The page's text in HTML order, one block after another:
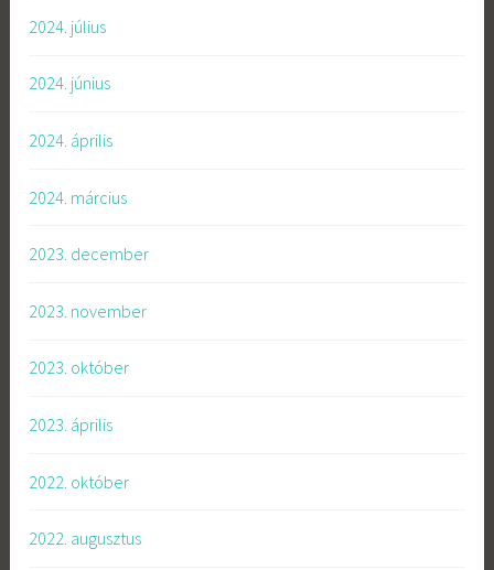
2024. július
2024. június
2024. április
2024. március
2023. december
2023. november
2023. október
2023. április
2022. október
2022. augusztus